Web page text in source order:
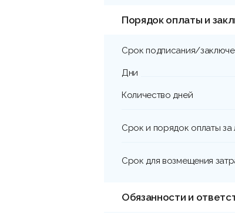
Порядок оплаты и
Срок подписания/
Дни
Количество дней
Срок и порядок оплаты за
Срок для возмещения
Обязанности и